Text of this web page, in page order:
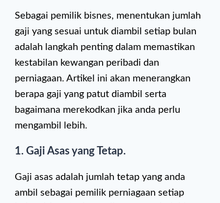
Sebagai pemilik bisnes, menentukan jumlah
gaji yang sesuai untuk diambil setiap bulan
adalah langkah penting dalam memastikan
kestabilan kewangan peribadi dan
perniagaan. Artikel ini akan menerangkan
berapa gaji yang patut diambil serta
bagaimana merekodkan jika anda perlu
mengambil lebih.
1. Gaji Asas yang Tetap.
Gaji asas adalah jumlah tetap yang anda
ambil sebagai pemilik perniagaan setiap